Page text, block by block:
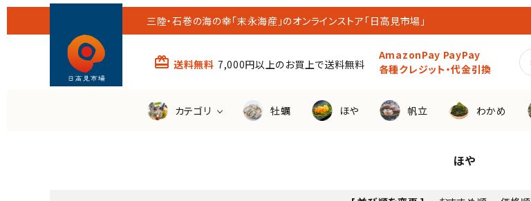
三陸・石巻の海の幸「末永海産」のオンラインストア「日高見市場」
card_giftcard 送料無料 7,000円以上のお買上で送料無料
AmazonPay PayPay
各種クレジット・代金引換
カテゴリ 牡蠣 ほや 帆立 わかめ
ほや